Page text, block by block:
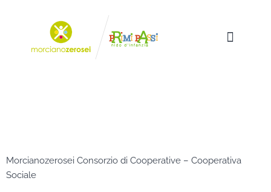
Morcianozerosei Consorzio di Cooperative – Cooperativa
Sociale